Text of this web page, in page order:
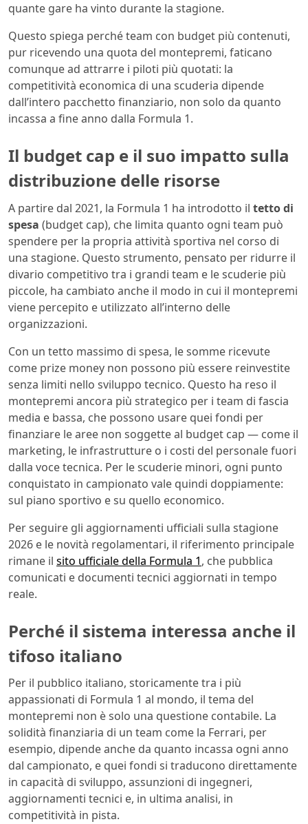
quante gare ha vinto durante la stagione.
Questo spiega perché team con budget più contenuti,
pur ricevendo una quota del montepremi, faticano
comunque ad attrarre i piloti più quotati: la
competitività economica di una scuderia dipende
dall’intero pacchetto finanziario, non solo da quanto
incassa a fine anno dalla Formula 1.
Il budget cap e il suo impatto sulla
distribuzione delle risorse
A partire dal 2021, la Formula 1 ha introdotto il tetto di
spesa (budget cap), che limita quanto ogni team può
spendere per la propria attività sportiva nel corso di
una stagione. Questo strumento, pensato per ridurre il
divario competitivo tra i grandi team e le scuderie più
piccole, ha cambiato anche il modo in cui il montepremi
viene percepito e utilizzato all’interno delle
organizzazioni.
Con un tetto massimo di spesa, le somme ricevute
come prize money non possono più essere reinvestite
senza limiti nello sviluppo tecnico. Questo ha reso il
montepremi ancora più strategico per i team di fascia
media e bassa, che possono usare quei fondi per
finanziare le aree non soggette al budget cap — come il
marketing, le infrastrutture o i costi del personale fuori
dalla voce tecnica. Per le scuderie minori, ogni punto
conquistato in campionato vale quindi doppiamente:
sul piano sportivo e su quello economico.
Per seguire gli aggiornamenti ufficiali sulla stagione
2026 e le novità regolamentari, il riferimento principale
rimane il sito ufficiale della Formula 1, che pubblica
comunicati e documenti tecnici aggiornati in tempo
reale.
Perché il sistema interessa anche il
tifoso italiano
Per il pubblico italiano, storicamente tra i più
appassionati di Formula 1 al mondo, il tema del
montepremi non è solo una questione contabile. La
solidità finanziaria di un team come la Ferrari, per
esempio, dipende anche da quanto incassa ogni anno
dal campionato, e quei fondi si traducono direttamente
in capacità di sviluppo, assunzioni di ingegneri,
aggiornamenti tecnici e, in ultima analisi, in
competitività in pista.